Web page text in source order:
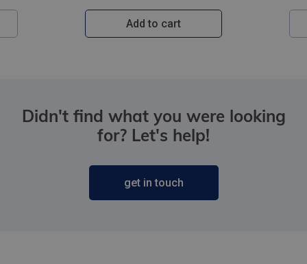
Add to cart
Didn't find what you were looking
for? Let's help!
get in touch